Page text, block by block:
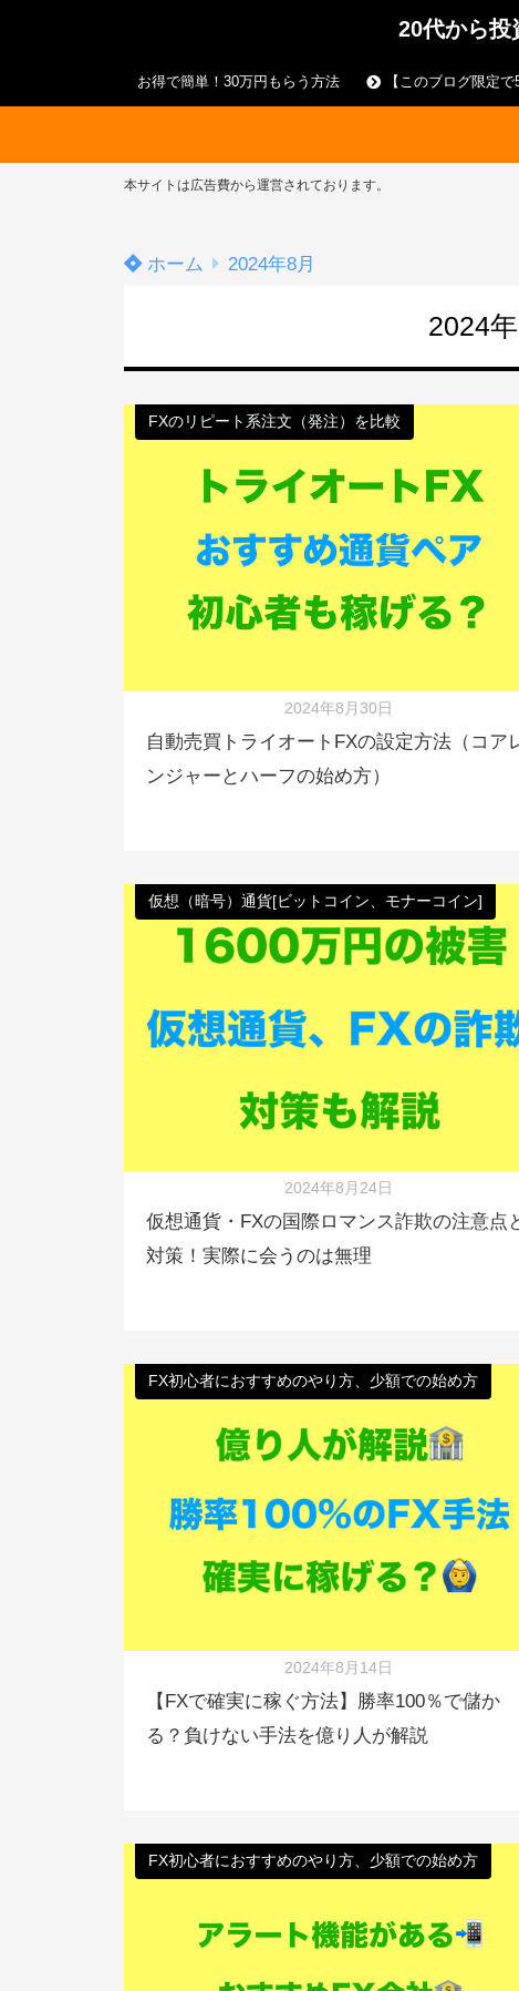
20代から投
お得で簡単！30万円もらう方法 【このブログ限定
本サイトは広告費から運営されております。
ホーム 2024年8月
2024
FXのリピート系注文（発注）を比較
2024年8月30日
自動売買トライオートFXの設定方法（コア
ンジャーとハーフの始め方）
仮想（暗号）通貨[ビットコイン、モナーコイン]
2024年8月24日
仮想通貨・FXの国際ロマンス詐欺の注意点
対策！実際に会うのは無理
FX初心者におすすめのやり方、少額での始め方
2024年8月14日
【FXで確実に稼ぐ方法】勝率100％で儲か
る？負けない手法を億り人が解説
FX初心者におすすめのやり方、少額での始め方